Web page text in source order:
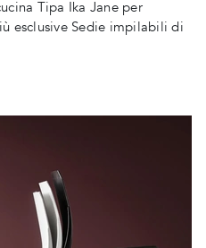
Tipa Ika Jane per
esclusive Sedie impilabili di